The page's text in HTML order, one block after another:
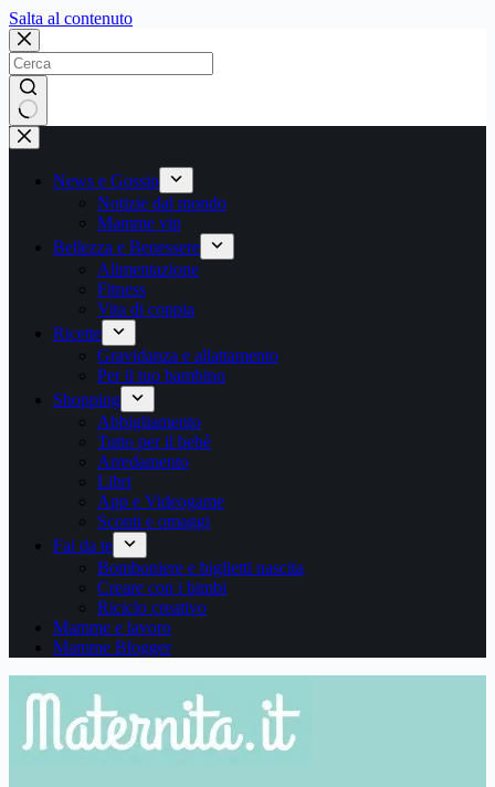
Salta al contenutoSalta
contenuto
Nessun
risultato
News e Gossip
Notizie dal mondo
Mamme vip
Bellezza e Benessere
Alimentazione
Fitness
Vita di coppia
Ricette
Gravidanza e allattamento
Per il tuo bambino
Shopping
Abbigliamento
Tutto per il bebè
Arredamento
Libri
App e Videogame
Sconti e omaggi
Fai da te
Bomboniere e biglietti nascita
Creare con i bimbi
Riciclo creativo
Mamme e lavoro
Mamme Blogger